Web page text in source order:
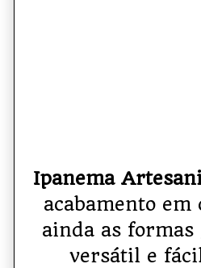
Ipanema
acabamento
ainda as
versátil e